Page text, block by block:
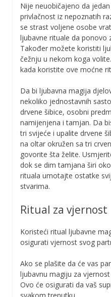
Nije neuobičajeno da
privlačnost iz nepoznatih
se strast voljene osobe
ljubavne rituale da ponovo
Također možete koristiti
čežnju u nekom koga
kada koristite ove moćne
Da bi ljubavna magija
nekoliko jednostavnih
drvene šibice, osobni
namijenjena i tamjan. Da
tri svijeće i upalite drvene
na oltar okružen sa tri
govorite šta želite.
dok se dim tamjana širi
rituala umotajte ostatke
stvarima.
Ritual za vjernost
Koristeći ritual ljubavne
osigurati vjernost svog
Ako se plašite da će vas
ljubavnu magiju za
Ovo će osigurati da vaš